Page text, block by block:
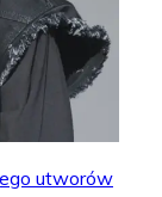
utworów